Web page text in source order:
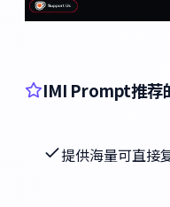
IMI Prompt推荐
提供海量可直接